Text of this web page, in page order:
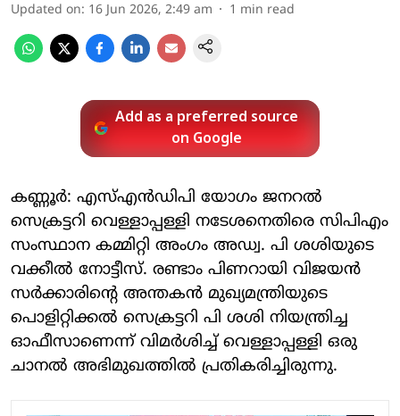
Updated on: 16 Jun 2026, 2:49 am 1 min read
Add as a preferred source
on Google
കണ്ണൂര്‍: എസ്എന്‍ഡിപി യോഗം ജനറല്‍
സെക്രട്ടറി വെള്ളാപ്പള്ളി നടേശനെതിരെ സിപിഎം
സംസ്ഥാന കമ്മിറ്റി അംഗം അഡ്വ. പി ശശിയുടെ
വക്കീല്‍ നോട്ടീസ്. രണ്ടാം പിണറായി വിജയന്‍
സര്‍ക്കാരിന്റെ അന്തകന്‍ മുഖ്യമന്ത്രിയുടെ
പൊളിറ്റിക്കല്‍ സെക്രട്ടറി പി ശശി നിയന്ത്രിച്ച
ഓഫീസാണെന്ന് വിമര്‍ശിച്ച് വെള്ളാപ്പള്ളി ഒരു
ചാനല്‍ അഭിമുഖത്തില്‍ പ്രതികരിച്ചിരുന്നു.